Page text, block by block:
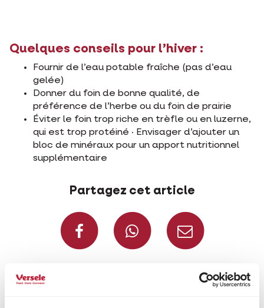
Quelques conseils pour l’hiver :
Fournir de l’eau potable fraîche (pas d’eau
gelée)
Donner du foin de bonne qualité, de
préférence de l’herbe ou du foin de prairie
Éviter le foin trop riche en trèfle ou en luzerne,
qui est trop protéiné · Envisager d’ajouter un
bloc de minéraux pour un apport nutritionnel
supplémentaire
Partagez cet article
Partagez sur
Partagez
Sélectionné pour vous